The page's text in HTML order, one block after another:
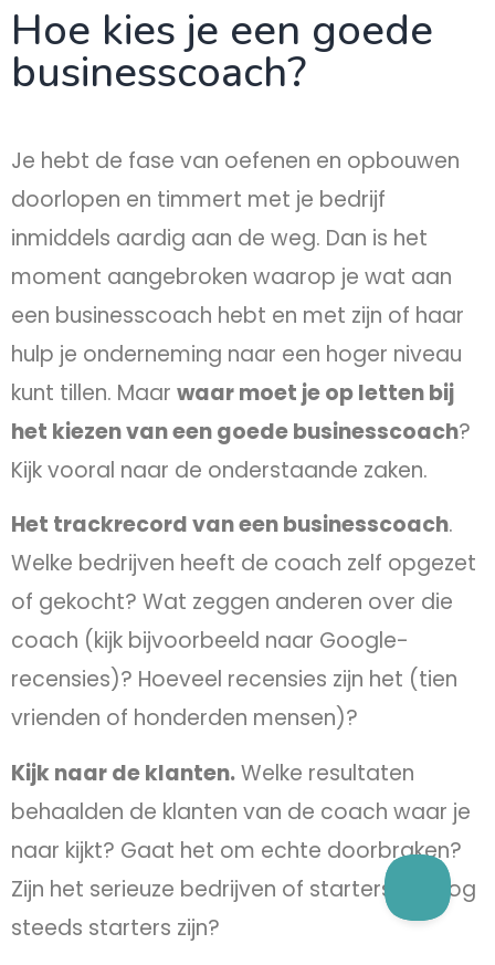
Hoe kies je een goede
businesscoach?
Je hebt de fase van oefenen en opbouwen
doorlopen en timmert met je bedrijf
inmiddels aardig aan de weg. Dan is het
moment aangebroken waarop je wat aan
een businesscoach hebt en met zijn of haar
hulp je onderneming naar een hoger niveau
kunt tillen. Maar waar moet je op letten bij
het kiezen van een goede businesscoach?
Kijk vooral naar de onderstaande zaken.
Het trackrecord van een businesscoach.
Welke bedrijven heeft de coach zelf opgezet
of gekocht? Wat zeggen anderen over die
coach (kijk bijvoorbeeld naar Google-
recensies)? Hoeveel recensies zijn het (tien
vrienden of honderden mensen)?
Kijk naar de klanten.Welke resultaten
behaalden de klanten van de coach waar je
naar kijkt? Gaat het om echte doorbraken?
Zijn het serieuze bedrijven of starters die nog
steeds starters zijn?